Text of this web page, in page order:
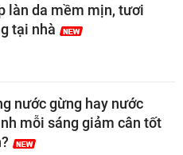
làn da mềm mịn, tươi
tại nhà
nước gừng hay nước
mỗi sáng giảm cân tốt